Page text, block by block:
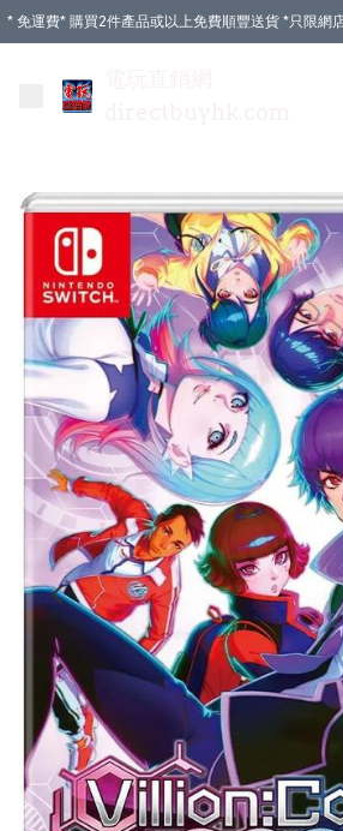
* 免運費* 購買2件產品或以上免費順豐送貨 *只限網